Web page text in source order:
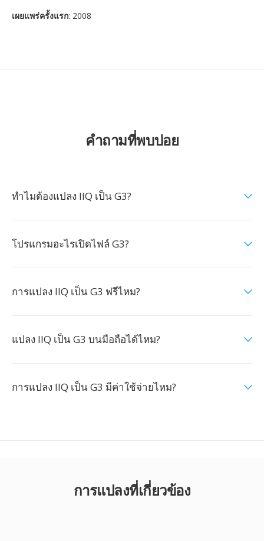
เผยแพร่ครั้งแรก: 2008
คำถามที่พบบ่อย
ทำไมต้องแปลง IIQ เป็น G3?
โปรแกรมอะไรเปิดไฟล์ G3?
การแปลง IIQ เป็น G3 ฟรีไหม?
แปลง IIQ เป็น G3 บนมือถือได้ไหม?
การแปลง IIQ เป็น G3 มีค่าใช้จ่ายไหม?
การแปลงที่เกี่ยวข้อง